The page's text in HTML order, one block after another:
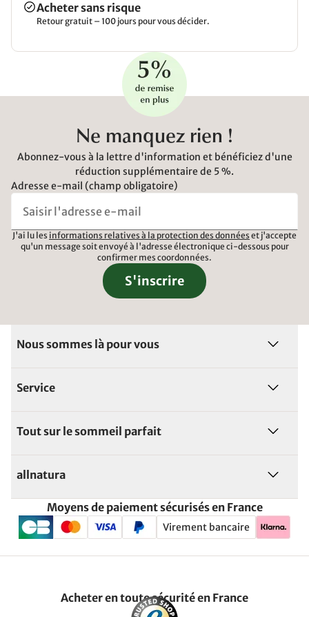
Acheter sans risque
Retour gratuit – 100 jours pour vous décider.
Ne manquez rien !
Abonnez-vous à la lettre d'information et bénéficiez d'une
réduction supplémentaire de 5 %.
Adresse e-mail (champ obligatoire)
J'ai lu les informations relatives à la protection des données et j'accepte
qu'un message soit envoyé à l'adresse électronique ci-dessous pour
confirmer mes coordonnées.
S'inscrire
Nous sommes là pour vous
Service
Tout sur le sommeil parfait
allnatura
Moyens de paiement sécurisés en France
Virement bancaire
Acheter en toute sécurité en France